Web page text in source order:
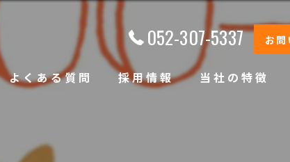
052-307-5337 お問
よくある質問 採用情報 当社の特徴